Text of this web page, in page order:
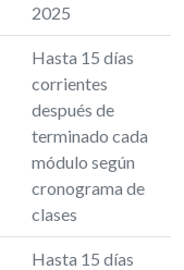
2025
Hasta 15 días
corrientes
después de
terminado cada
módulo según
cronograma de
clases
Hasta 15 días